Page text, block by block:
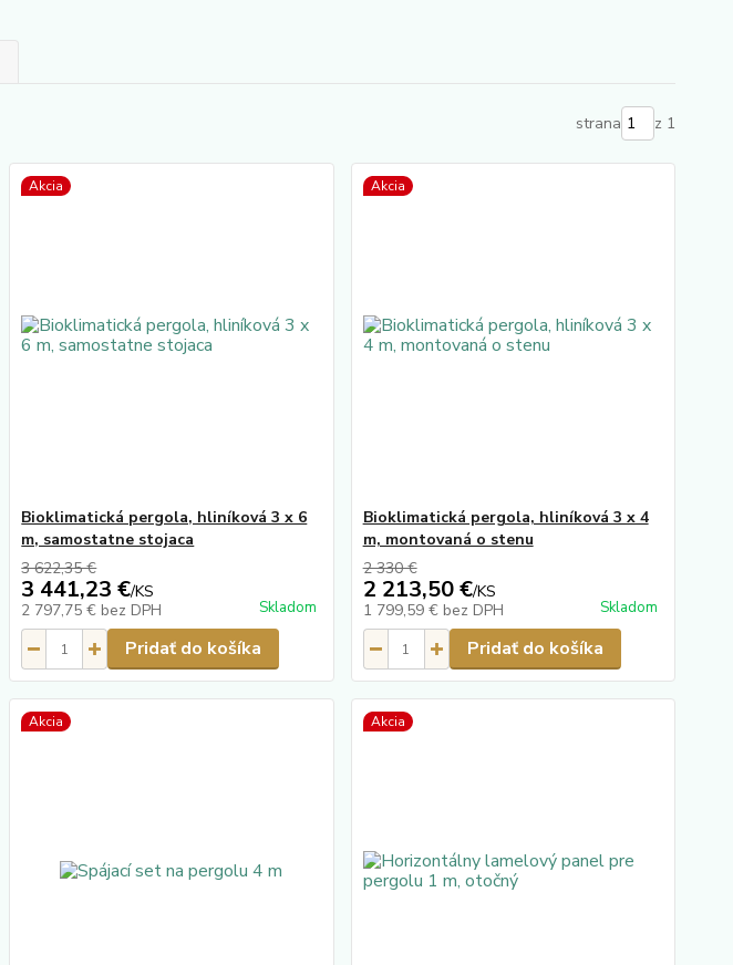
strana z 1
Akcia
Bioklimatická pergola, hliníková 3 x 6
m, samostatne stojaca
3 622,35 €
3 441,23 €/KS
2 797,75 € bez DPH Skladom
Pridať do košíka
Akcia
Bioklimatická pergola, hliníková 3 x 4
m, montovaná o stenu
2 330 €
2 213,50 €/KS
1 799,59 € bez DPH Skladom
Pridať do košíka
Akcia Akcia